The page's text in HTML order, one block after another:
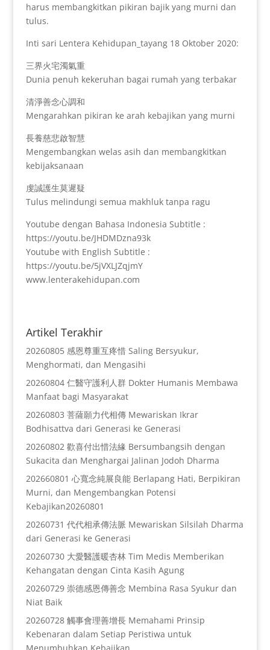
harus membangkitkan pikiran bajik yang murni dan
tulus.
Inti sari Lentera Kehidupan_tayang 18 Oktober 2020:
三界火宅濁氣重
Dunia penuh kekeruhan bagai rumah yang terbakar
清淨善念心調和
Mengarahkan pikiran ke arah kebajikan yang murni
長養慈悲啟智慧
Mengembangkan welas asih dan membangkitkan
kebijaksanaan
虔誠護生莫遲疑
Tulus melindungi semua makhluk tanpa ragu
Youtube dengan Bahasa Indonesia Subtitle :
https://youtu.be/JHDMDzna93k
Youtube with English Subtitle :
https://youtu.be/5jVXLJZqjmY
www.lenterakehidupan.com
Artikel Terakhir
20260805 感恩尊重互疼惜 Saling Bersyukur,
Menghormati, dan Mengasihi
20260804 仁醫守護利人群 Dokter Humanis Membawa
Manfaat bagi Masyarakat
20260803 菩薩願力代相傳 Mewariskan Ikrar
Bodhisattva dari Generasi ke Generasi
20260802 歡喜付出惜法緣 Bersumbangsih dengan
Sukacita dan Menghargai Jalinan Jodoh Dharma
202660801 心寬念純展良能 Berlapang Hati, Berpikiran
Murni, dan Mengembangkan Potensi
Kebajikan20260801
20260731 代代相承傳法脈 Mewariskan Silsilah Dharma
dari Generasi ke Generasi
20260730 大愛醫護暖杏林 Tim Medis Memberikan
Kehangatan dengan Cinta Kasih Agung
20260729 崇德感恩傳善念 Membina Rasa Syukur dan
Niat Baik
20260728 觸事會理善增長 Memahami Prinsip
Kebenaran dalam Setiap Peristiwa untuk
Menumbuhkan Kebajikan